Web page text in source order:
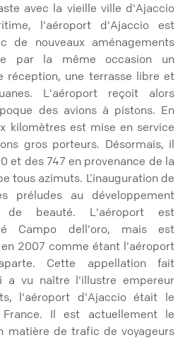
avec la vieille ville d'Ajaccio
l'aéroport d'Ajaccio est
de nouveaux aménagements
par la même occasion un
réception, une terrasse libre et
L'aéroport reçoit alors
des avions à pistons. En
kilomètres est mise en service
gros porteurs. Désormais, il
et des 747 en provenance de la
tous azimuts. L’inauguration de
préludes au développement
beauté. L'aéroport est
Campo dell'oro, mais est
2007 comme étant l'aéroport
Cette appellation fait
a vu naître l'illustre empereur
l'aéroport d'Ajaccio était le
Il est actuellement le
matière de trafic de voyageurs